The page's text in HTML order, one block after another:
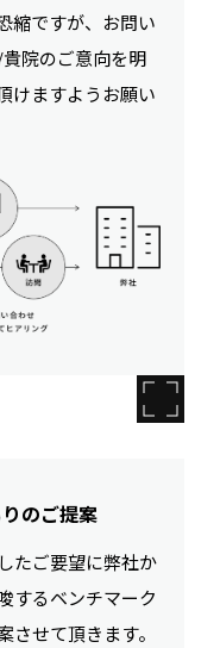
縮ですが、お問い
院のご意向を明
けますようお願い
のご提案
たご要望に弊社か
するベンチマーク
させて頂きます。